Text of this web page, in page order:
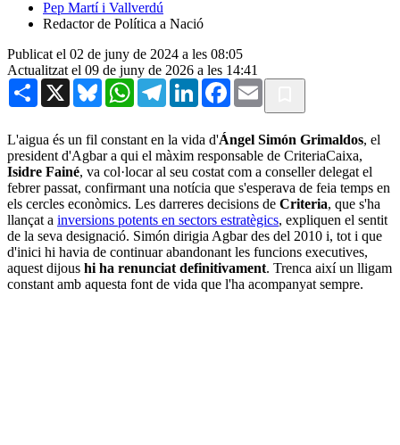
Pep Martí i Vallverdú
Redactor de Política a Nació
Publicat el 02 de juny de 2024 a les 08:05
Actualitzat el 09 de juny de 2026 a les 14:41
Share X BlueskyWhatsAppTelegramLinkedInFacebook
Email
L'aigua és un fil constant en la vida d'Ángel Simón Grimaldos, el
president d'Agbar a qui el màxim responsable de CriteriaCaixa,
Isidre Fainé, va col·locar al seu costat com a conseller delegat el
febrer passat, confirmant una notícia que s'esperava de feia temps en
els cercles econòmics. Les darreres decisions de Criteria, que s'ha
llançat a inversions potents en sectors estratègics, expliquen el sentit
de la seva designació. Simón dirigia Agbar des del 2010 i, tot i que
d'inici hi havia de continuar abandonant les funcions executives,
aquest dijous hi ha renunciat definitivament. Trenca així un lligam
constant amb aquesta font de vida que l'ha acompanyat sempre.